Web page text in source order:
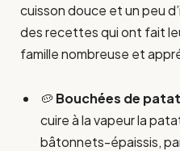
cuisson douce et un peu
des recettes qui ont fait
famille nombreuse et
🥔 Bouchées de
cuire à la vapeur la
bâtonnets-épaissis,